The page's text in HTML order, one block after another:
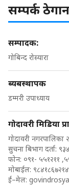
सम्पर्क
सम्पादक:
गोबिन्द रोस्यारा
ब्यबस्थापक
डम्मरी उपाध्याय
गोदावरी मिडिया
गोदावरी नगरपालिका
सुचना बिभाग दर्ता:
फोन: ०९१- ५५१२११
मोबाईल: ९८४१८६७२१४
ई–मेल: